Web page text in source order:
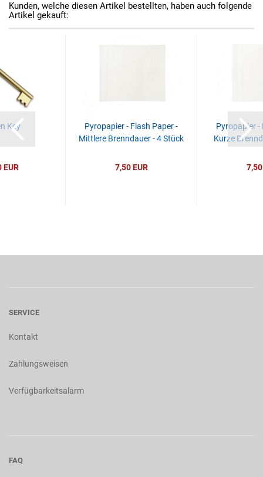
Kunden, welche diesen Artikel bestellten, haben auch folgende
Artikel gekauft:
Key
EUR
Pyropapier - Flash Paper -
Mittlere Brenndauer - 4 Stück
7,50 EUR
Pyropapier -
Kurze
7,50
SERVICE
Kontakt
Zahlungsweisen
Verfügbarkeitsalarm
FAQ